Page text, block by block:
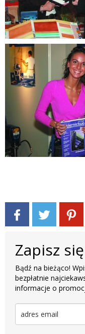
Zapisz
Bądź na bieżąco!
bezpłatnie
informacje o